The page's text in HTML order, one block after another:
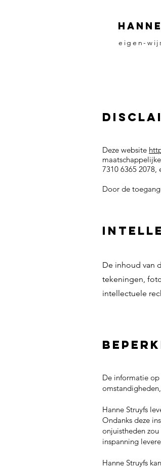
eigen-
Deze website
7310 6365 2078,
Door de
De inhoud van
tekeningen,
intellectuele
De informatie op
Hanne Struyfs
Ondanks deze
onjuistheden
inspanning
Hanne Struyfs